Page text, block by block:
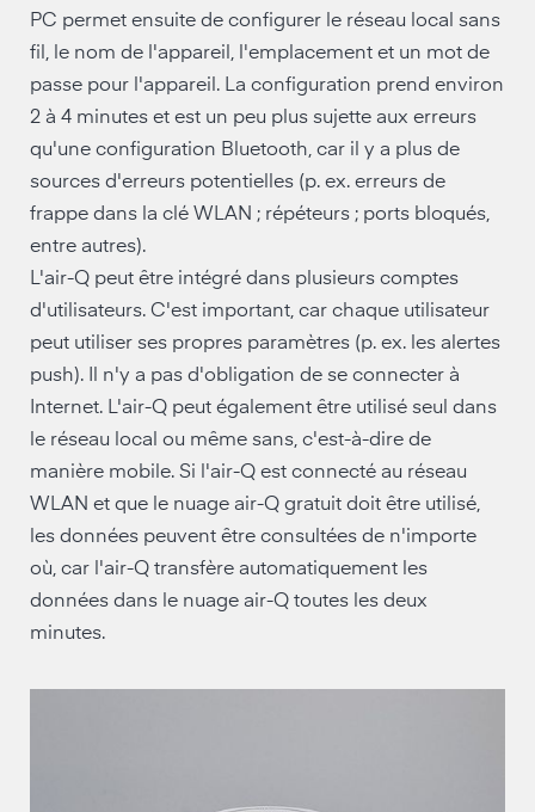
PC permet ensuite de configurer le réseau local sans
fil, le nom de l'appareil, l'emplacement et un mot de
passe pour l'appareil. La configuration prend environ
2 à 4 minutes et est un peu plus sujette aux erreurs
qu'une configuration Bluetooth, car il y a plus de
sources d'erreurs potentielles (p. ex. erreurs de
frappe dans la clé WLAN ; répéteurs ; ports bloqués,
entre autres).
L'air-Q peut être intégré dans plusieurs comptes
d'utilisateurs. C'est important, car chaque utilisateur
peut utiliser ses propres paramètres (p. ex. les alertes
push). Il n'y a pas d'obligation de se connecter à
Internet. L'air-Q peut également être utilisé seul dans
le réseau local ou même sans, c'est-à-dire de
manière mobile. Si l'air-Q est connecté au réseau
WLAN et que le nuage air-Q gratuit doit être utilisé,
les données peuvent être consultées de n'importe
où, car l'air-Q transfère automatiquement les
données dans le nuage air-Q toutes les deux
minutes.